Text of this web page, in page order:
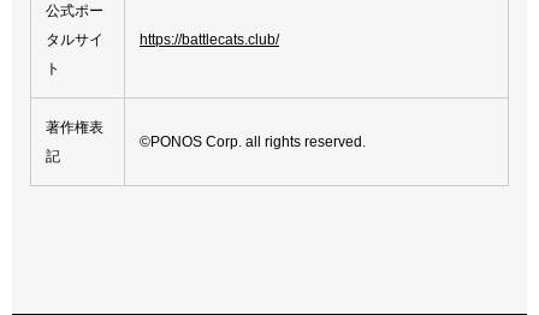
公式ポー
タルサイ
ト
https://battlecats.club/
著作権表
記
©PONOS Corp. all rights reserved.